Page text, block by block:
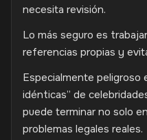
necesita revisión.
Lo más seguro es
referencias propias y
Especialmente peligroso
idénticas” de
puede terminar no solo
problemas legales reales.